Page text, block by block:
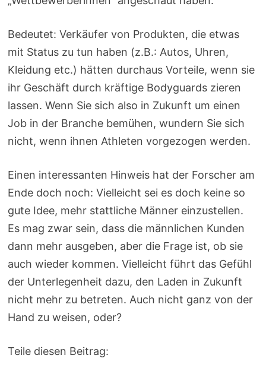
Bedeutet: Verkäufer von Produkten, die etwas
mit Status zu tun haben (z.B.: Autos, Uhren,
Kleidung etc.) hätten durchaus Vorteile, wenn sie
ihr Geschäft durch kräftige Bodyguards zieren
lassen. Wenn Sie sich also in Zukunft um einen
Job in der Branche bemühen, wundern Sie sich
nicht, wenn ihnen Athleten vorgezogen werden.
Einen interessanten Hinweis hat der Forscher am
Ende doch noch: Vielleicht sei es doch keine so
gute Idee, mehr stattliche Männer einzustellen.
Es mag zwar sein, dass die männlichen Kunden
dann mehr ausgeben, aber die Frage ist, ob sie
auch wieder kommen. Vielleicht führt das Gefühl
der Unterlegenheit dazu, den Laden in Zukunft
nicht mehr zu betreten. Auch nicht ganz von der
Hand zu weisen, oder?
Teile diesen Beitrag: